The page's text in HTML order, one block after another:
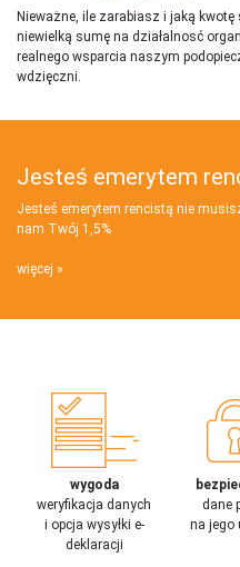
Nieważne, ile zarabiasz i jaką
niewielką sumę na działalnosć
realnego wsparcia naszym
wdzięczni.
Jesteś emerytem
Jesteś emerytem rencistą nie
nam Twój 1,5%
więcej
wygoda
weryfikacja danych
i opcja wysyłki e-
deklaracji
dane
na jego